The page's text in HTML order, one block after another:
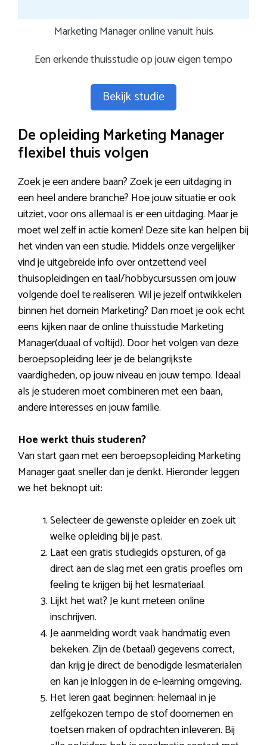
Marketing Manager online vanuit huis
Een erkende thuisstudie op jouw eigen tempo
Bekijk studie
De opleiding Marketing Manager
flexibel thuis volgen
Zoek je een andere baan? Zoek je een uitdaging in
een heel andere branche? Hoe jouw situatie er ook
uitziet, voor ons allemaal is er een uitdaging. Maar je
moet wel zelf in actie komen! Deze site kan helpen bij
het vinden van een studie. Middels onze vergelijker
vind je uitgebreide info over ontzettend veel
thuisopleidingen en taal/hobbycursussen om jouw
volgende doel te realiseren. Wil je jezelf ontwikkelen
binnen het domein Marketing? Dan moet je ook echt
eens kijken naar de online thuisstudie Marketing
Manager(duaal of voltijd). Door het volgen van deze
beroepsopleiding leer je de belangrijkste
vaardigheden, op jouw niveau en jouw tempo. Ideaal
als je studeren moet combineren met een baan,
andere interesses en jouw familie.
Hoe werkt thuis studeren?
Van start gaan met een beroepsopleiding Marketing
Manager gaat sneller dan je denkt. Hieronder leggen
we het beknopt uit:
Selecteer de gewenste opleider en zoek uit
welke opleiding bij je past.
Laat een gratis studiegids opsturen, of ga
direct aan de slag met een gratis proefles om
feeling te krijgen bij het lesmateriaal.
Lijkt het wat? Je kunt meteen online
inschrijven.
Je aanmelding wordt vaak handmatig even
bekeken. Zijn de (betaal) gegevens correct,
dan krijg je direct de benodigde lesmaterialen
en kan je inloggen in de e-learning omgeving.
Het leren gaat beginnen: helemaal in je
zelfgekozen tempo de stof doornemen en
toetsen maken of opdrachten inleveren. Bij